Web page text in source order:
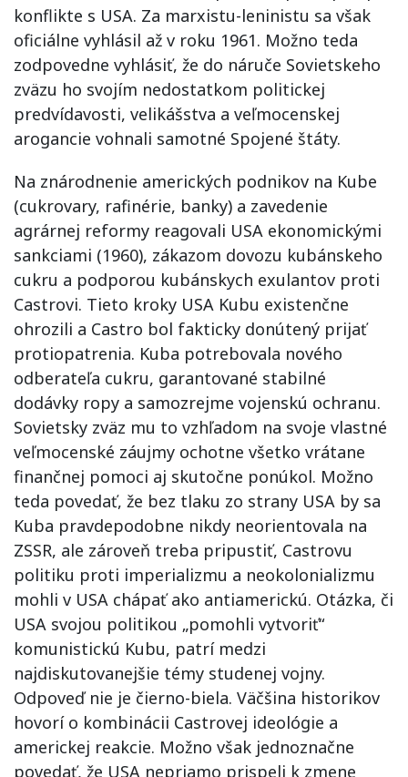
konflikte s USA. Za marxistu-leninistu sa však
oficiálne vyhlásil až v roku 1961. Možno teda
zodpovedne vyhlásiť, že do náruče Sovietskeho
zväzu ho svojím nedostatkom politickej
predvídavosti, velikášstva a veľmocenskej
arogancie vohnali samotné Spojené štáty.
Na znárodnenie amerických podnikov na Kube
(cukrovary, rafinérie, banky) a zavedenie
agrárnej reformy reagovali USA ekonomickými
sankciami (1960), zákazom dovozu kubánskeho
cukru a podporou kubánskych exulantov proti
Castrovi. Tieto kroky USA Kubu existenčne
ohrozili a Castro bol fakticky donútený prijať
protiopatrenia. Kuba potrebovala nového
odberateľa cukru, garantované stabilné
dodávky ropy a samozrejme vojenskú ochranu.
Sovietsky zväz mu to vzhľadom na svoje vlastné
veľmocenské záujmy ochotne všetko vrátane
finančnej pomoci aj skutočne ponúkol. Možno
teda povedať, že bez tlaku zo strany USA by sa
Kuba pravdepodobne nikdy neorientovala na
ZSSR, ale zároveň treba pripustiť, Castrovu
politiku proti imperializmu a neokolonializmu
mohli v USA chápať ako antiamerickú. Otázka, či
USA svojou politikou „pomohli vytvoriť“
komunistickú Kubu, patrí medzi
najdiskutovanejšie témy studenej vojny.
Odpoveď nie je čierno-biela. Väčšina historikov
hovorí o kombinácii Castrovej ideológie a
americkej reakcie. Možno však jednoznačne
povedať, že USA nepriamo prispeli k zmene